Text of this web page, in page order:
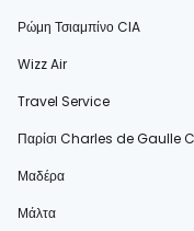
Ρώμη Τσιαμπίνο CIA
Wizz Air
Travel Service
Παρίσι Charles de Gaulle
Μαδέρα
Μάλτα